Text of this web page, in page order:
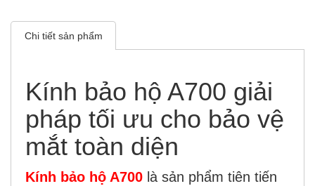
Chi tiết sản phẩm
Kính bảo hộ A700 giải
pháp tối ưu cho bảo vệ
mắt toàn diện
Kính bảo hộ A700 là sản phẩm tiên tiến